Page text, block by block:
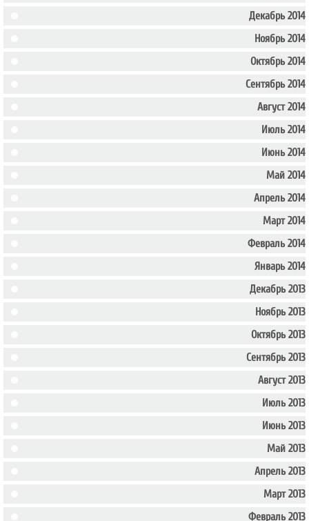
Декабрь 2014
Ноябрь 2014
Октябрь 2014
Сентябрь 2014
Август 2014
Июль 2014
Июнь 2014
Май 2014
Апрель 2014
Март 2014
Февраль 2014
Январь 2014
Декабрь 2013
Ноябрь 2013
Октябрь 2013
Сентябрь 2013
Август 2013
Июль 2013
Июнь 2013
Май 2013
Апрель 2013
Март 2013
Февраль 2013